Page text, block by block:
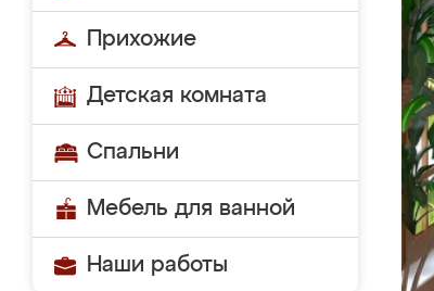
Прихожие
Детская комната
Спальни
Мебель для ванной
Наши работы